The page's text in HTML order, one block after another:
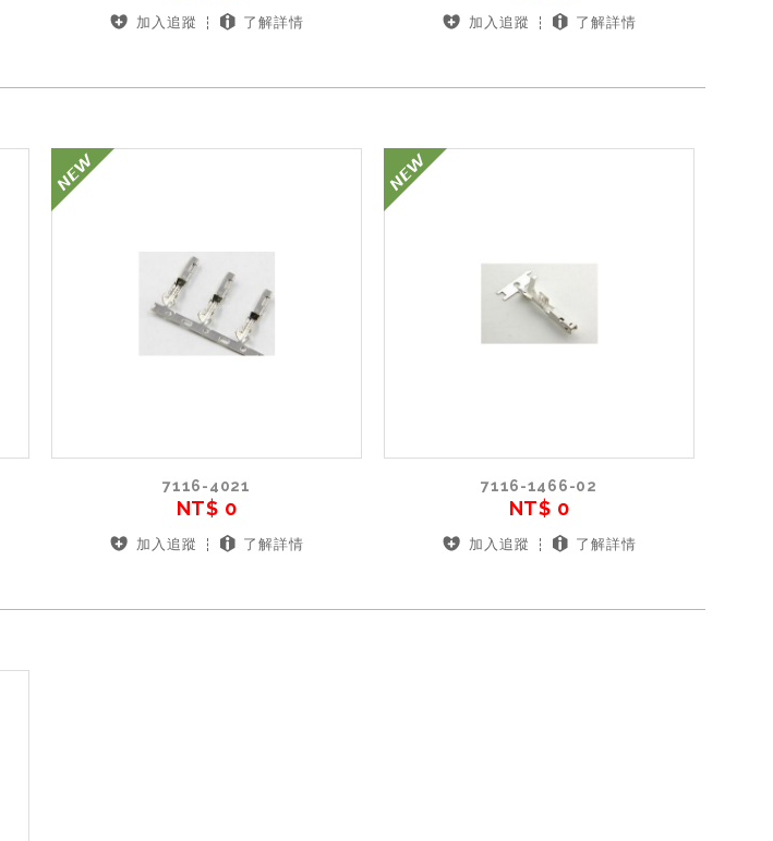
加入追蹤 了解詳情 加入追蹤 了解詳情
7116-4021
NT$ 0
加入追蹤 了解詳情
7116-1466-02
NT$ 0
加入追蹤 了解詳情